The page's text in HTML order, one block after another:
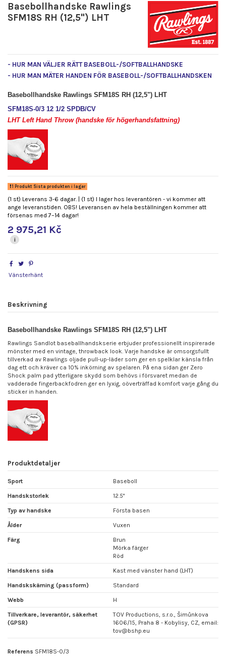
Basebollhandske Rawlings
SFM18S RH (12,5") LHT
- HUR MAN VÄLJER RÄTT BASEBOLL-/SOFTBALLHANDSKE
- HUR MAN MÄTER HANDEN FÖR BASEBOLL-/SOFTBALLHANDSKEN
Basebollhandske Rawlings SFM18S RH (12,5") LHT
SFM18S-0/3 12 1/2 SPDB/CV
LHT Left Hand Throw (handske för högerhandsfattning)
1 Produkt Sista produkten i lager
(1 st) Leverans 3-6 dagar. | (1 st) I lager hos leverantören - vi kommer att
ange leveranstiden. OBS! Leveransen av hela beställningen kommer att
försenas med 7–14 dagar!
2 975,21 Kč
i
Vänsterhänt
Beskrivning
Basebollhandske Rawlings SFM18S RH (12,5") LHT
Rawlings Sandlot baseballhandskserie erbjuder professionellt inspirerade
mönster med en vintage, throwback look. Varje handske är omsorgsfullt
tillverkad av Rawlings oljade pull-up-läder som ger en spelklar känsla från
dag ett och kräver ca 10% inkörning av spelaren. På ena sidan ger Zero
Shock palm pad ytterligare skydd som behövs i försvaret medan de
vadderade fingerbackfodren ger en lyxig, oöverträffad komfort varje gång du
sticker in handen.
Produktdetaljer
Sport Baseboll
Handskstorlek 12.5"
Typ av handske Första basen
Ålder Vuxen
Färg
Brun
Mörka färger
Röd
Handskens sida Kast med vänster hand (LHT)
Handskskärning (passform) Standard
Webb H
Tillverkare, leverantör, säkerhet
(GPSR)
TOV Productions, s.r.o., Šimůnkova
1606/15, Praha 8 - Kobylisy, CZ, email:
tov@bshp.eu
Referens SFM18S-0/3